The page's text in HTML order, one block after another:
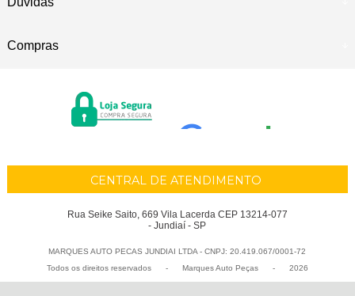
Compras
CENTRAL DE ATENDIMENTO
Rua Seike Saito, 669 Vila Lacerda CEP 13214-077
- Jundiaí - SP
MARQUES AUTO PECAS JUNDIAI LTDA - CNPJ: 20.419.067/0001-72
Todos os direitos reservados
- Marques Auto Peças - 2026